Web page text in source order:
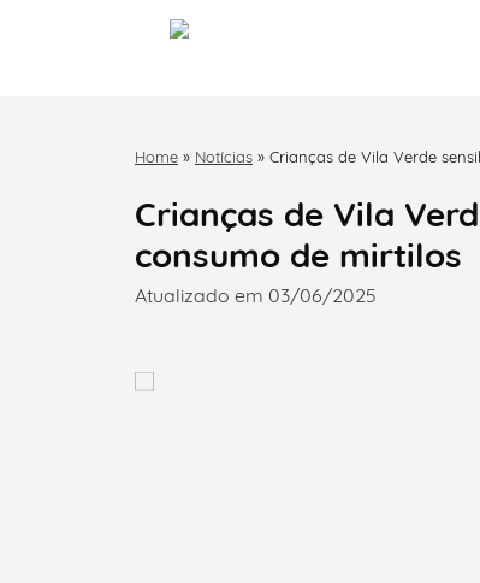
Home » Notícias » Crianças de Vila Verde
Crianças de Vila
consumo de mirtilos
Atualizado em 03/06/2025